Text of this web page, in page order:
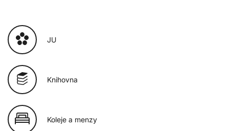
JU
Knihovna
Koleje a menzy